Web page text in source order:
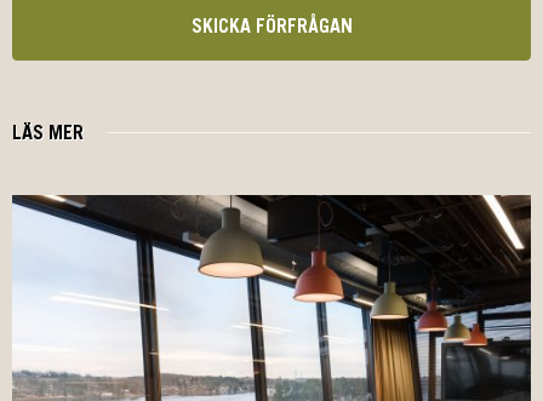
SKICKA FÖRFRÅGAN
LÄS MER